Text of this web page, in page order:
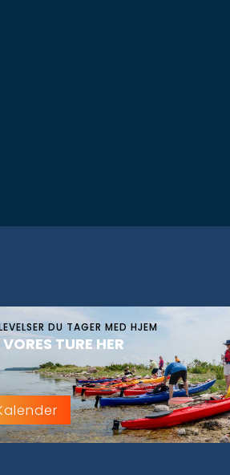
DU TAGER MED HJEM
VORES TURE HER